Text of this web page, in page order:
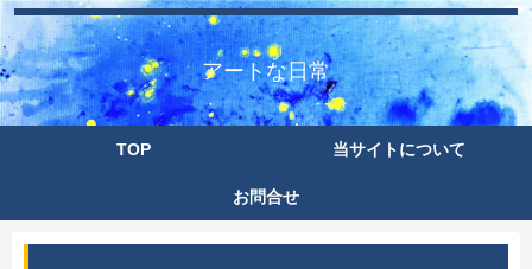
アートな日常
TOP 当サイトについて
お問合せ